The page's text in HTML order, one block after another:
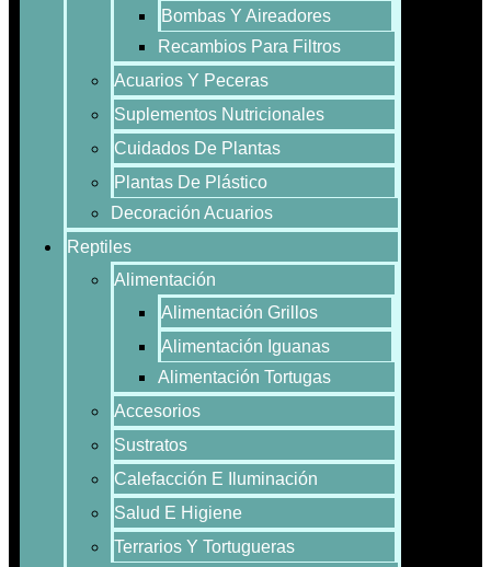
Bombas Y Aireadores
Recambios Para Filtros
Acuarios Y Peceras
Suplementos Nutricionales
Cuidados De Plantas
Plantas De Plástico
Decoración Acuarios
Reptiles
Alimentación
Alimentación Grillos
Alimentación Iguanas
Alimentación Tortugas
Accesorios
Sustratos
Calefacción E Iluminación
Salud E Higiene
Terrarios Y Tortugueras